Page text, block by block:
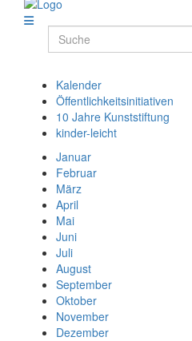
Kalender
Öffentlichkeitsinitiativen
10 Jahre Kunststiftung
kinder-leicht
Januar
Februar
März
April
Mai
Juni
Juli
August
September
Oktober
November
Dezember